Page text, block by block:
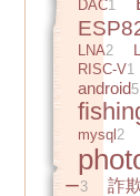
DAC1
LNA2
RISC-V1
android5
mysql 2
ー3 詐